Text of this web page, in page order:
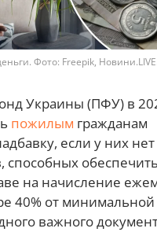
Фото: Freepik,
Украины (ПФУ) в
пожилым гражданам
если у них нет
способных
на начисление
40% от
важного